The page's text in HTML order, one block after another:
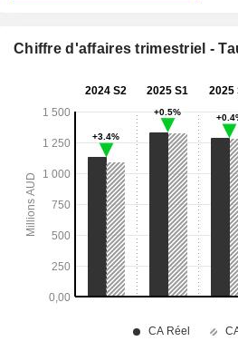
Chiffre d'affaires trimestriel -